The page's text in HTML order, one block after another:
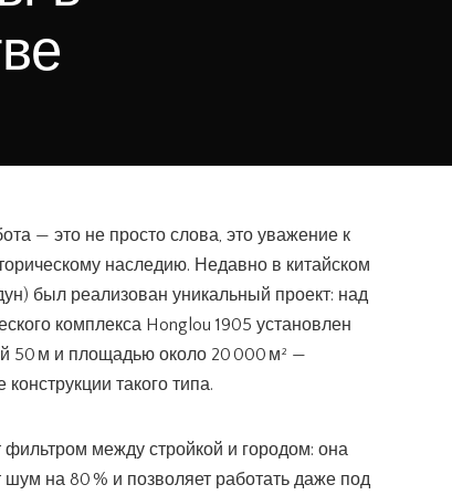
— это не просто слова, это уважение к
наследию. Недавно в китайском
был реализован уникальный проект: над
комплекса Honglou 1905 установлен
50 м и площадью около 20 000 м² —
такого типа.
между стройкой и городом: она
на 80 % и позволяет работать даже под